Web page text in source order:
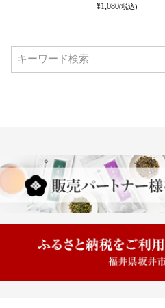
¥1,080(税込)